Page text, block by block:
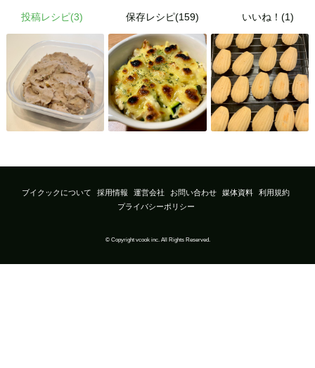
投稿レシピ(3) 保存レシピ(159) いいね！(1)
ブイクックについて 採用情報 運営会社 お問い合わせ 媒体資料
利用規約
プライバシーポリシー
© Copyright vcook inc. All Rights Reserved.